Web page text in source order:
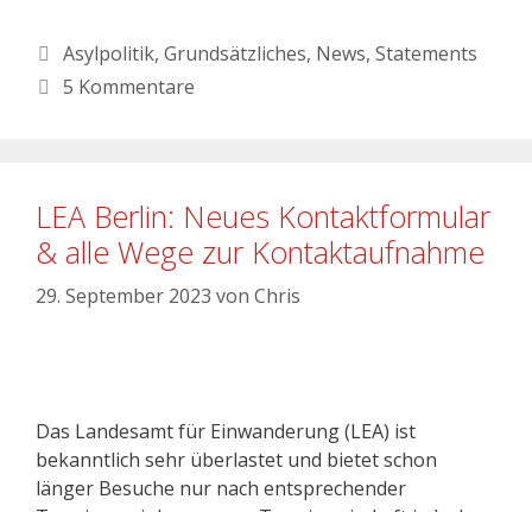
Asylpolitik, Grundsätzliches, News, Statements
5 Kommentare
LEA Berlin: Neues Kontaktformular
& alle Wege zur Kontaktaufnahme
29. September 2023 von Chris
Das Landesamt für Einwanderung (LEA) ist
bekanntlich sehr überlastet und bietet schon
länger Besuche nur nach entsprechender